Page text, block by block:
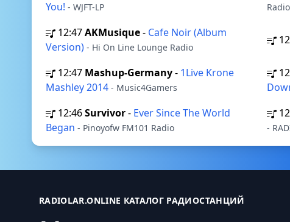
You! - WJFT-LP
Radio
12:47AKMusique- Cafe Noir (Album
Version) - Hi On Line Lounge Radio
12:47 Mashup-Germany- 1Live Krone
Mashley 2014 - Music4Gamers
12:46Survivor- Ever Since The World
Began - Pinoyofw FM101 Radio -
RADIOLAR.ONLINE КАТАЛОГ РАДИОСТАНЦИЙ